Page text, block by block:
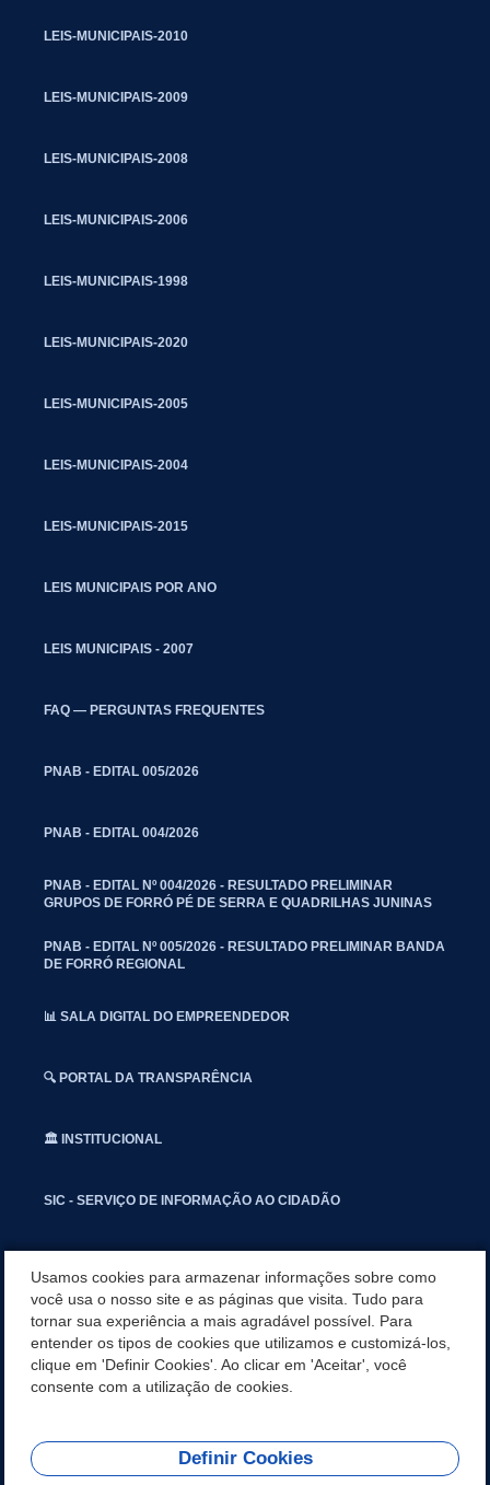
LEIS-MUNICIPAIS-2010
LEIS-MUNICIPAIS-2009
LEIS-MUNICIPAIS-2008
LEIS-MUNICIPAIS-2006
LEIS-MUNICIPAIS-1998
LEIS-MUNICIPAIS-2020
LEIS-MUNICIPAIS-2005
LEIS-MUNICIPAIS-2004
LEIS-MUNICIPAIS-2015
LEIS MUNICIPAIS POR ANO
LEIS MUNICIPAIS - 2007
FAQ — PERGUNTAS FREQUENTES
PNAB - EDITAL 005/2026
PNAB - EDITAL 004/2026
PNAB - EDITAL Nº 004/2026 - RESULTADO PRELIMINAR
GRUPOS DE FORRÓ PÉ DE SERRA E QUADRILHAS JUNINAS
PNAB - EDITAL Nº 005/2026 - RESULTADO PRELIMINAR BANDA
DE FORRÓ REGIONAL
📊 SALA DIGITAL DO EMPREENDEDOR
🔍 PORTAL DA TRANSPARÊNCIA
🏛️ INSTITUCIONAL
SIC - SERVIÇO DE INFORMAÇÃO AO CIDADÃO
INSTAGRAN
📱🩺 SAUDE CONECTADA
REDES SOCIAIS
Usamos cookies para armazenar informações sobre como
você usa o nosso site e as páginas que visita. Tudo para
tornar sua experiência a mais agradável possível. Para
entender os tipos de cookies que utilizamos e customizá-los,
clique em 'Definir Cookies'. Ao clicar em 'Aceitar', você
consente com a utilização de cookies.
Definir Cookies